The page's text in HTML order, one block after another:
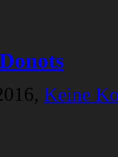
Keine